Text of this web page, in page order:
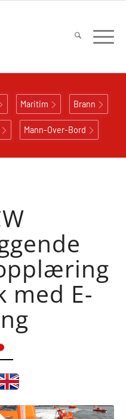
Maritim Brann
Mann-Over-Bord
med E-